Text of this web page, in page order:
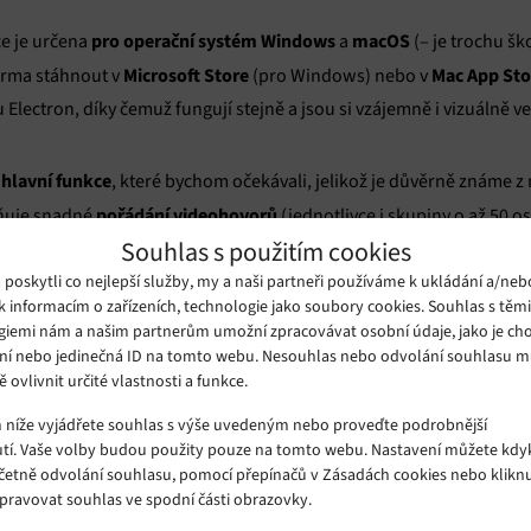
Souhlas s použitím cookies
poskytli co nejlepší služby, my a naši partneři používáme k ukládání a/
informacím o zařízeních, technologie jako soubory cookies. Souhlas s
nám a našim partnerům umožní zpracovávat osobní údaje, jako je
nebo jedinečná ID na tomto webu. Nesouhlas nebo odvolání souhlasu
ovlivnit určité vlastnosti a funkce.
vyjádřete souhlas s výše uvedeným nebo proveďte podrobnější
Vaše volby budou použity pouze na tomto webu. Nastavení můžete
odvolání souhlasu, pomocí přepínačů v Zásadách cookies nebo
souhlas ve spodní části obrazovky.
je určena pro operační systém Windows a macOS (– je trochu
stáhnout v Microsoft Store (pro Windows) nebo v Mac App
díky čemuž fungují stejně a jsou si vzájemně i vizuálně
funkce, které bychom očekávali, jelikož je důvěrně známe
snadnépořádání videohovorů(jednotlivce i skupiny o až 50
napříč zařízeními,posílání textových zpráv,emoji
do tmavého režimunebo do tří dalších motivů vzhledu (světlý,
se do něj sama automaticky přepne. Kromě toho je
vypnutí, sdílení stavu apod.).
Novinka tak všem, kteří dávají přednost nativní aplikaci